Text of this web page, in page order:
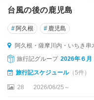
・
薩
摩
川
内
・
ち
き
台風の後の鹿児島
# 阿久根 # 鹿児島
阿久根・薩摩川内・いちき串
旅行記グループ 2026年６月
旅行記スケジュール（5件）
28 2026/06/25～